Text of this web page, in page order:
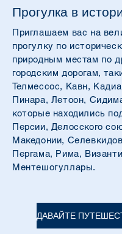
Прогулка в
Приглашаем вас на
прогулку по
природным местам по
городским дорогам,
Телмессос, Кавн,
Пинара, Летоон,
которые находились
Персии, Делосского
Македонии,
Пергама, Рима,
Ментешогуллары.